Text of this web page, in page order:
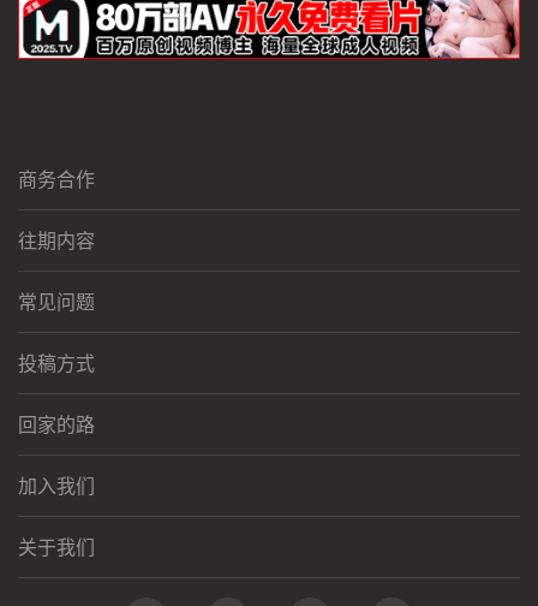
商务合作
往期内容
常见问题
投稿方式
回家的路
加入我们
关于我们